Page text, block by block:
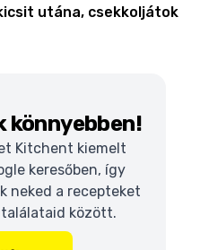
utána, csekkoljátok
könnyebben!
Kitchent kiemelt
keresőben, így
neked a recepteket
találataid között.